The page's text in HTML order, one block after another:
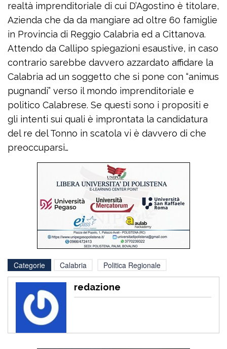
realtà imprenditoriale di cui D’Agostino è titolare,
Azienda che da da mangiare ad oltre 60 famiglie
in Provincia di Reggio Calabria ed a Cittanova.
Attendo da Callipo spiegazioni esaustive, in caso
contrario sarebbe davvero azzardato affidare la
Calabria ad un soggetto che si pone con “animus
pugnandi” verso il mondo imprenditoriale e
politico Calabrese. Se questi sono i propositi e
gli intenti sui quali è improntata la candidatura
del re del Tonno in scatola vi è davvero di che
preoccuparsi…
Categorie Calabria Politica Regionale
redazione